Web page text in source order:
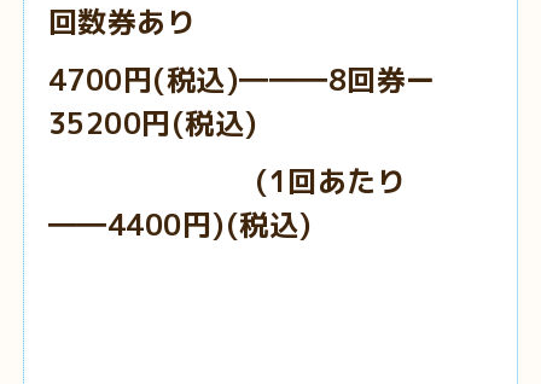
回数券あり
4700円(税込)―――8回券ー
35200円(税込)
(1回あたり
――4400円)(税込)